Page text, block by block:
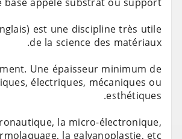
est une discipline très utile
Une épaisseur minimum de
électriques, mécaniques ou
la micro-électronique,